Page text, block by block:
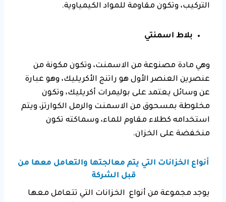
التركيب، وتكون مقاومة للمواد الكيمياوية.
بلاط اسمنتي
وهي مادة مصنوعة من الاسمنت، وتكون مكونة من
عنصرين العنصر الأول هو راتنج الأكريليك، وهو عبارة
عن وسائل يعتمد على بوليمرات أكريليك، وتكون
مخلوطة بمسحوق من الاسمنت والرمل الكوارتز، ويتم
استخدامه كطلاء مقاوم للماء، وسماكته تكون
منخفضة على الخزان.
أنواع الخزانات التي يتم معالجتها والتعامل معها من
قبل الشركة
يوجد مجموعة من أنواع الخزانات التي تتعامل معها